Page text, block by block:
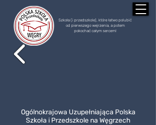
Szkoła (i przedszkole), które łatwo polubić
od pierwszego wejrzenia, a potem
pokochać całym sercem!
Ogólnokrajowa Uzupełniająca Polska
Szkoła i Przedszkole na Węgrzech